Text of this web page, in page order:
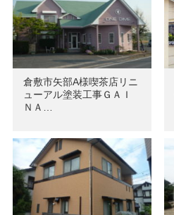
倉敷市矢部A様喫茶店リニ
ューアル塗装工事ＧＡＩ
ＮＡ…